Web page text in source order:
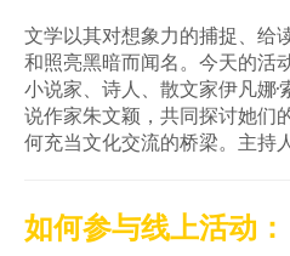
文学以其对想象力的捕捉、给
和照亮黑暗而闻名。今天的活
小说家、诗人、散文家伊凡娜
说作家朱文颖，共同探讨她们
何充当文化交流的桥梁。主持人
如何参与线上活动：